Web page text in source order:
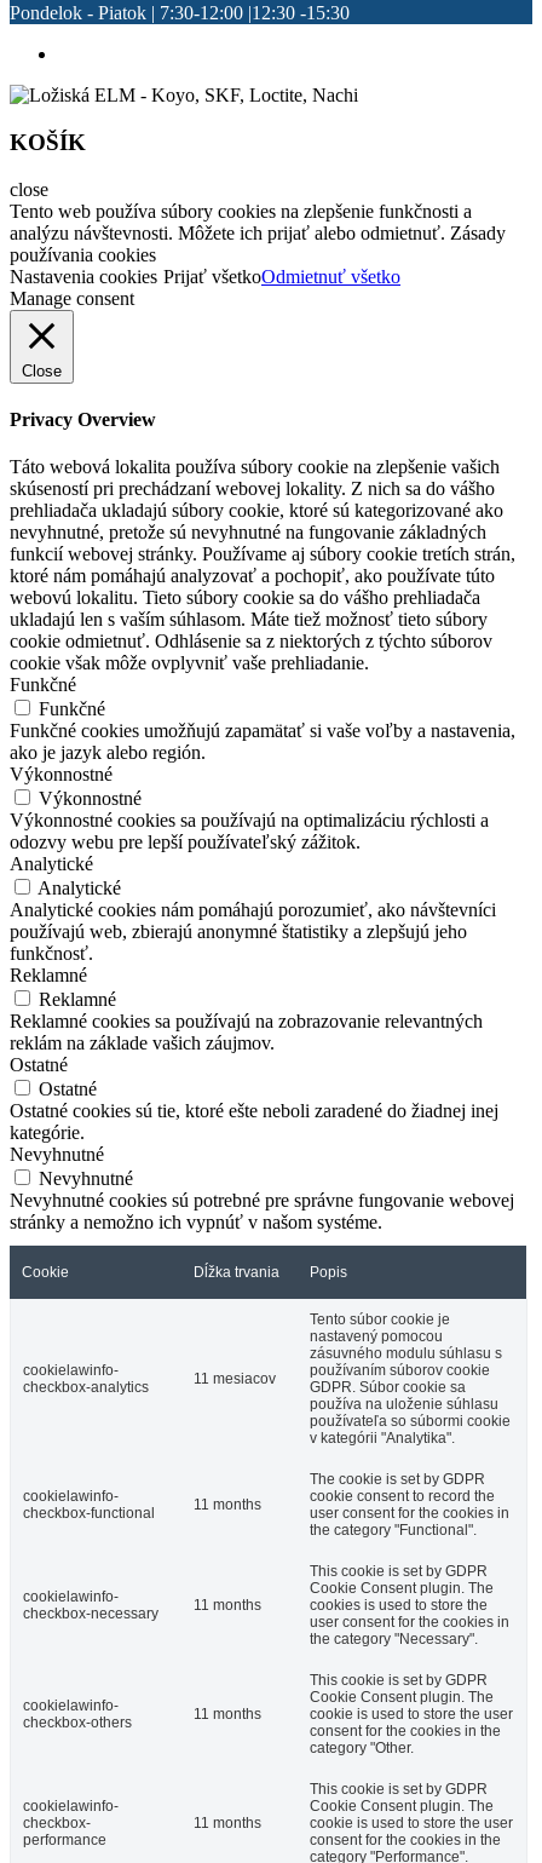
Pondelok - Piatok | 7:30-12:00 |12:30 -15:30
KOŠÍK
close
Tento web používa súbory cookies na zlepšenie funkčnosti a
analýzu návštevnosti. Môžete ich prijať alebo odmietnuť. Zásady
používania cookies
Nastavenia cookies Prijať všetkoOdmietnuť všetko
Manage consent
Close
Privacy Overview
Táto webová lokalita používa súbory cookie na zlepšenie vašich
skúseností pri prechádzaní webovej lokality. Z nich sa do vášho
prehliadača ukladajú súbory cookie, ktoré sú kategorizované ako
nevyhnutné, pretože sú nevyhnutné na fungovanie základných
funkcií webovej stránky. Používame aj súbory cookie tretích strán,
ktoré nám pomáhajú analyzovať a pochopiť, ako používate túto
webovú lokalitu. Tieto súbory cookie sa do vášho prehliadača
ukladajú len s vaším súhlasom. Máte tiež možnosť tieto súbory
cookie odmietnuť. Odhlásenie sa z niektorých z týchto súborov
cookie však môže ovplyvniť vaše prehliadanie.
Funkčné
Funkčné
Funkčné cookies umožňujú zapamätať si vaše voľby a nastavenia,
ako je jazyk alebo región.
Výkonnostné
Výkonnostné
Výkonnostné cookies sa používajú na optimalizáciu rýchlosti a
odozvy webu pre lepší používateľský zážitok.
Analytické
Analytické
Analytické cookies nám pomáhajú porozumieť, ako návštevníci
používajú web, zbierajú anonymné štatistiky a zlepšujú jeho
funkčnosť.
Reklamné
Reklamné
Reklamné cookies sa používajú na zobrazovanie relevantných
reklám na základe vašich záujmov.
Ostatné
Ostatné
Ostatné cookies sú tie, ktoré ešte neboli zaradené do žiadnej inej
kategórie.
Nevyhnutné
Nevyhnutné
Nevyhnutné cookies sú potrebné pre správne fungovanie webovej
stránky a nemožno ich vypnúť v našom systéme.
Cookie Dĺžka trvania Popis
cookielawinfo-
checkbox-analytics
11 mesiacov
Tento súbor cookie je
nastavený pomocou
zásuvného modulu súhlasu s
používaním súborov cookie
GDPR. Súbor cookie sa
používa na uloženie súhlasu
používateľa so súbormi cookie
v kategórii "Analytika".
cookielawinfo-
checkbox-functional
11 months
The cookie is set by GDPR
cookie consent to record the
user consent for the cookies in
the category "Functional".
cookielawinfo-
checkbox-necessary
11 months
This cookie is set by GDPR
Cookie Consent plugin. The
cookies is used to store the
user consent for the cookies in
the category "Necessary".
cookielawinfo-
checkbox-others
11 months
This cookie is set by GDPR
Cookie Consent plugin. The
cookie is used to store the user
consent for the cookies in the
category "Other.
cookielawinfo-
checkbox-
performance
11 months
This cookie is set by GDPR
Cookie Consent plugin. The
cookie is used to store the user
consent for the cookies in the
category "Performance".